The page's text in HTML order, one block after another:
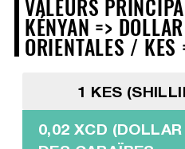
VALEURS
KÉNYAN =>
ORIENTALES / KES
1 KES
0,02 XCD (DOLLAR